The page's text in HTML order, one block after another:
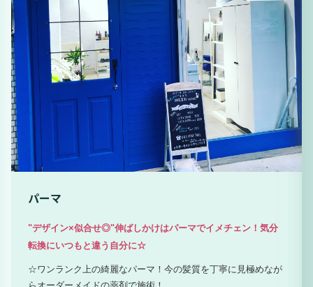
パーマ
"デザイン×似合せ◎"伸ばしかけはパーマでイメチェン！気分
転換にいつもと違う自分に☆
☆ワンランク上の綺麗なパーマ！今の髪質を丁寧に見極めなが